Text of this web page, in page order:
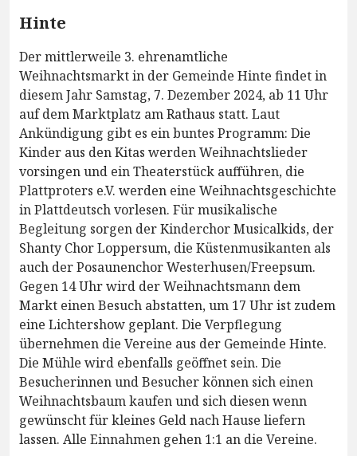
Hinte
Der mittlerweile 3. ehrenamtliche
Weihnachtsmarkt in der Gemeinde Hinte findet in
diesem Jahr Samstag, 7. Dezember 2024, ab 11 Uhr
auf dem Marktplatz am Rathaus statt. Laut
Ankündigung gibt es ein buntes Programm: Die
Kinder aus den Kitas werden Weihnachtslieder
vorsingen und ein Theaterstück aufführen, die
Plattproters e.V. werden eine Weihnachtsgeschichte
in Plattdeutsch vorlesen. Für musikalische
Begleitung sorgen der Kinderchor Musicalkids, der
Shanty Chor Loppersum, die Küstenmusikanten als
auch der Posaunenchor Westerhusen/Freepsum.
Gegen 14 Uhr wird der Weihnachtsmann dem
Markt einen Besuch abstatten, um 17 Uhr ist zudem
eine Lichtershow geplant. Die Verpflegung
übernehmen die Vereine aus der Gemeinde Hinte.
Die Mühle wird ebenfalls geöffnet sein. Die
Besucherinnen und Besucher können sich einen
Weihnachtsbaum kaufen und sich diesen wenn
gewünscht für kleines Geld nach Hause liefern
lassen. Alle Einnahmen gehen 1:1 an die Vereine.